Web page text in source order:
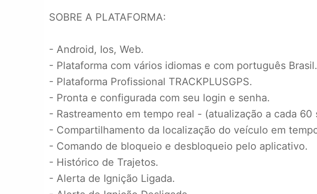
SOBRE A PLATAFORMA:
- Android, Ios, Web.
- Plataforma com vários idiomas e com português Brasil.
- Plataforma Profissional TRACKPLUSGPS.
- Pronta e configurada com seu login e senha.
- Rastreamento em tempo real - (atualização a cada 60
- Compartilhamento da localização do veículo em
- Comando de bloqueio e desbloqueio pelo aplicativo.
- Histórico de Trajetos.
- Alerta de Ignição Ligada.